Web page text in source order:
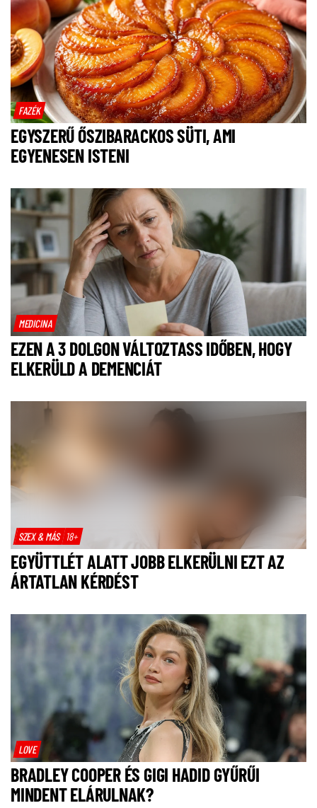
FAZÉK
EGYSZERŰ ŐSZIBARACKOS SÜTI, AMI
EGYENESEN ISTENI
MEDICINA
EZEN A 3 DOLGON VÁLTOZTASS IDŐBEN, HOGY
ELKERÜLD A DEMENCIÁT
SZEX & MÁS 18+
EGYÜTTLÉT ALATT JOBB ELKERÜLNI EZT AZ
ÁRTATLAN KÉRDÉST
LOVE
BRADLEY COOPER ÉS GIGI HADID GYŰRŰI
MINDENT ELÁRULNAK?